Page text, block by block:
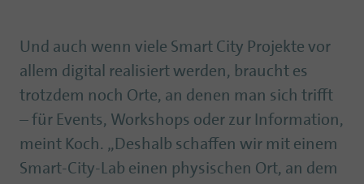
Und auch wenn viele Smart City Projekte vor
allem digital realisiert werden, braucht es
trotzdem noch Orte, an denen man sich trifft
– für Events, Workshops oder zur Information,
meint Koch. „Deshalb schaffen wir mit einem
Smart-City-Lab einen physischen Ort, an dem